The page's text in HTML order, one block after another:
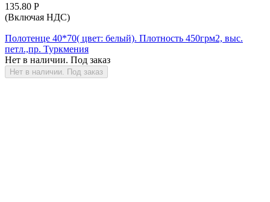
135.80 Р
(Включая НДС)
Полотенце 40*70( цвет: белый). Плотность 450грм2, выс.
петл.,пр. Туркмения
Нет в наличии. Под заказ
Нет в наличии. Под заказ